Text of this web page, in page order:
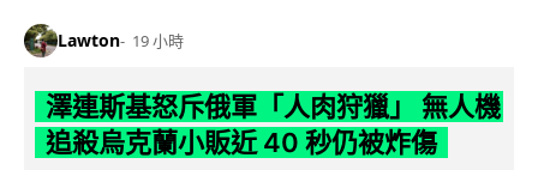
Lawton 19 小時
澤連斯基怒斥俄軍「人肉狩獵」 無人機
追殺烏克蘭小販近 40 秒仍被炸傷